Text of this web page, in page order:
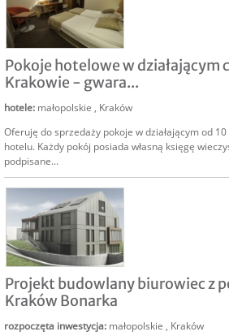
Pokoje hotelowe w działającym
Krakowie - gwara...
hotele: małopolskie , Kraków
Oferuję do sprzedaży pokoje w działającym od
hotelu. Każdy pokój posiada własną księgę
podpisane...
Projekt budowlany biurowiec z
Kraków Bonarka
rozpoczęta inwestycja: małopolskie , Kraków